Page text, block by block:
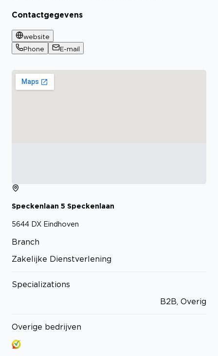
Contactgegevens
website
Phone
E-mail
Speckenlaan 5 Speckenlaan
5644 DX Eindhoven
Branch
Zakelijke Dienstverlening
Specializations
B2B, Overig
Overige bedrijven